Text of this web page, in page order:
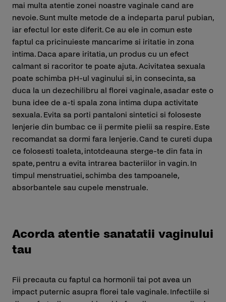
mai multa atentie zonei noastre vaginale cand are
nevoie. Sunt multe metode de a indeparta parul pubian,
iar efectul lor este diferit. Ce au ele in comun este
faptul ca pricinuieste mancarime si iritatie in zona
intima. Daca apare iritatia, un produs cu un efect
calmant si racoritor te poate ajuta. Acivitatea sexuala
poate schimba pH-ul vaginului si, in consecinta, sa
duca la un dezechilibru al florei vaginale, asadar este o
buna idee de a-ti spala zona intima dupa activitate
sexuala. Evita sa porti pantaloni sintetici si foloseste
lenjerie din bumbac ce ii permite pielii sa respire. Este
recomandat sa dormi fara lenjerie. Cand te cureti dupa
ce folosesti toaleta, intotdeauna sterge-te din fata in
spate, pentru a evita intrarea bacteriilor in vagin. In
timpul menstruatiei, schimba des tampoanele,
absorbantele sau cupele menstruale.
Acorda atentie sanatatii vaginului
tau
Fii precauta cu faptul ca hormonii tai pot avea un
impact puternic asupra florei tale vaginale. Infectiile si